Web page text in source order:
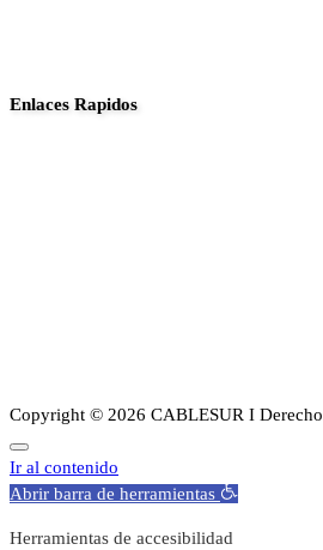
Enlaces Rapidos
Copyright © 2026 CABLESUR I
Ir al contenido
Abrir barra de herramientas
Herramientas de accesibilidad